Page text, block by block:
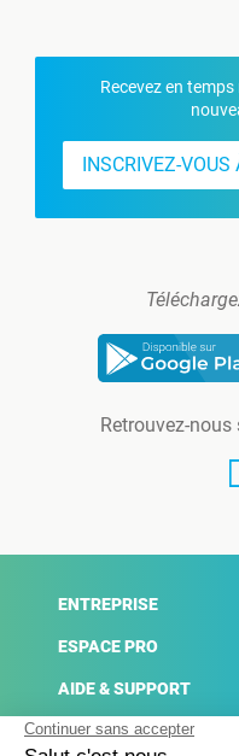
Recevez en
INSCRIVEZ-
Retrouvez-
ENTREPRISE
ESPACE PRO
AIDE & SUPPORT
ACTUALITÉS